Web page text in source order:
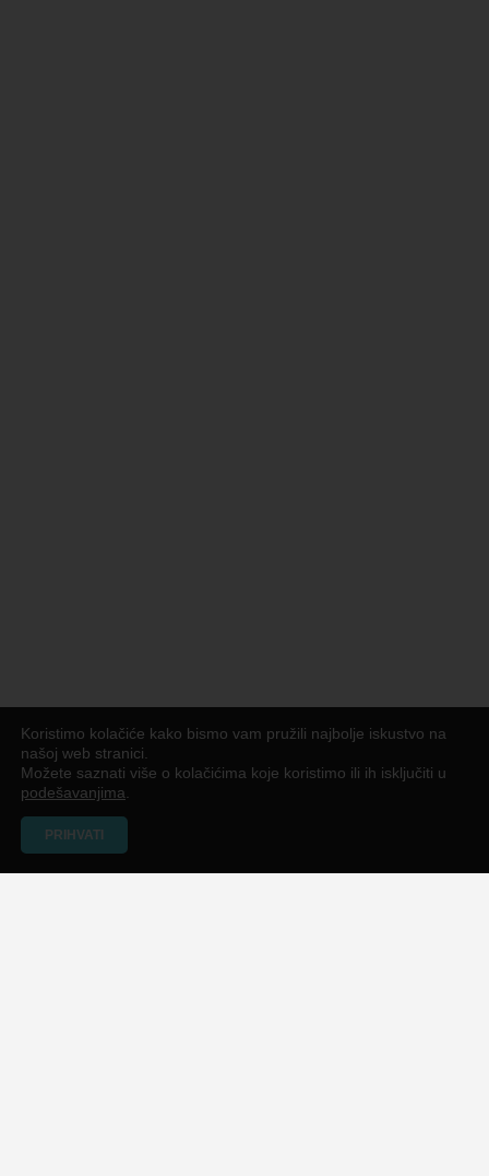
Koristimo kolačiće kako bismo vam pružili najbolje iskustvo na
našoj web stranici.
Možete saznati više o kolačićima koje koristimo ili ih isključiti u
podešavanjima
PRIHVATI